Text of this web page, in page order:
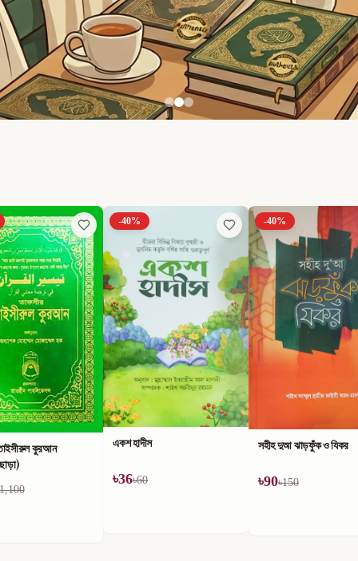
-40%
সহীহ দুআ ঝাড়ফুঁক ও যিকর
৳90৳150
-40%
৳618৳1,030